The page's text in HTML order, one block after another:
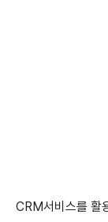
CRM서비스를 활